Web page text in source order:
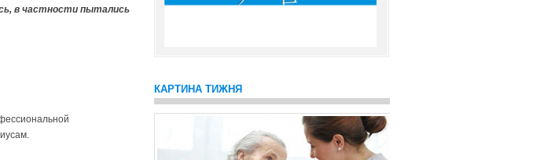
в частности пытались
КАРТИНА ТИЖНЯ